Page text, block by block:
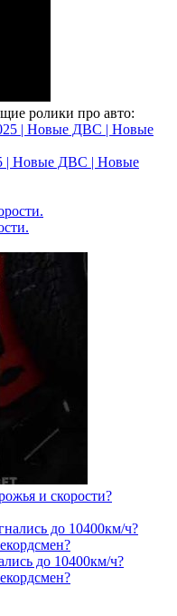
ролики про авто:
| Новые ДВС | Новые
и скорости?
до 10400км/ч?